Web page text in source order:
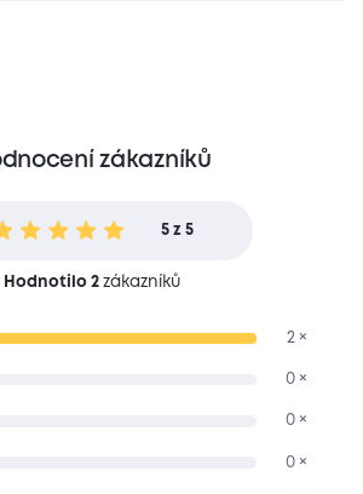
zákazníků
5 z 5
Hodnotilo 2zákazníků
2 ×
0 ×
0 ×
0 ×